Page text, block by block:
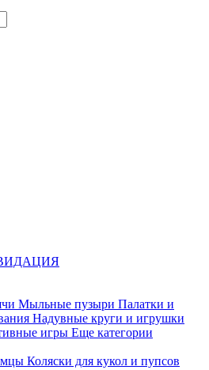
Мыльные пузыри Палатки и
Надувные круги и игрушки
игры Еще категории
Коляски для кукол и пупсов